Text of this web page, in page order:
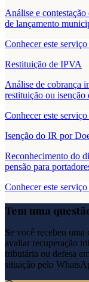
Análise e
de lançamento
Conhecer este serviço
Restituição de IPVA
Análise de cobrança
restituição ou
Conhecer este serviço
Isenção do IR por
Reconhecimento do
pensão para
Conhecer este serviço
Tem uma
Se você recebeu
avaliar recuperação
tributária ou defesa
situação pelo